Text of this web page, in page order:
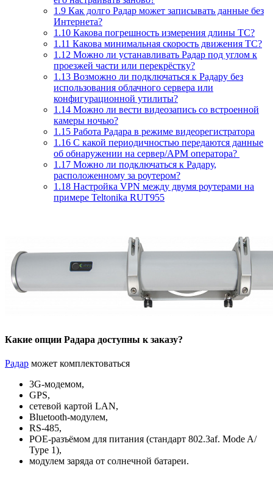
1.9 Как долго Радар может записывать данные без
Интернета?
1.10 Какова погрешность измерения длины ТС?
1.11 Какова минимальная скорость движения ТС?
1.12 Можно ли устанавливать Радар под углом к
проезжей части или перекрёстку?
1.13 Возможно ли подключаться к Радару без
использования облачного сервера или
конфигурационной утилиты?
1.14 Можно ли вести видеозапись со встроенной
камеры ночью?
1.15 Работа Радара в режиме видеорегистратора
1.16 С какой периодичностью передаются данные
об обнаружении на сервер/АРМ оператора?
1.17 Можно ли подключаться к Радару,
расположенному за роутером?
1.18 Настройка VPN между двумя роутерами на
примере Teltonika RUT955
Какие опции Радара доступны к заказу?
Радар может комплектоваться
3G-модемом,
GPS,
сетевой картой LAN,
Bluetooth-модулем,
RS-485,
POE-разъёмом для питания (стандарт 802.3af. Mode A/
Type 1),
модулем заряда от солнечной батареи.